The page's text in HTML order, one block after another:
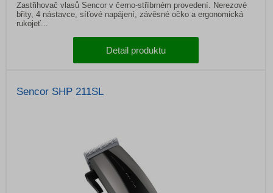
Zastřihovač vlasů Sencor v černo-stříbrném provedení. Nerezové
břity, 4 nástavce, síťové napájení, závěsné očko a ergonomická
rukojeť...
Detail produktu
Sencor SHP 211SL